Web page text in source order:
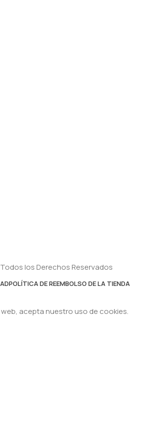
los Derechos Reservados
POLÍTICA DE REEMBOLSO DE LA TIENDA
acepta nuestro uso de cookies.